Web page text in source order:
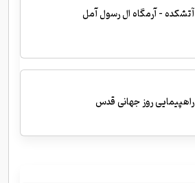
آتشکده - آرمگاه ال رسول آمل
راهپیمایی روز جهانی قدس